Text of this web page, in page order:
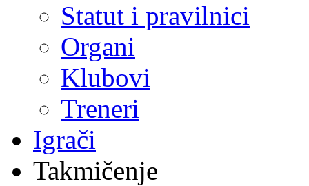
Statut i pravilnici
Organi
Klubovi
Treneri
Igrači
Takmičenje